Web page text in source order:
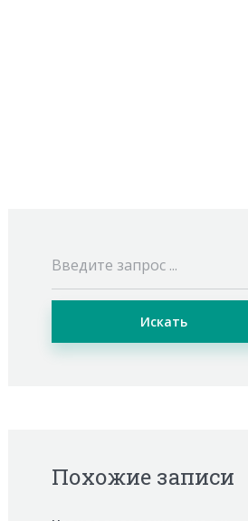
Искать
Похожие записи